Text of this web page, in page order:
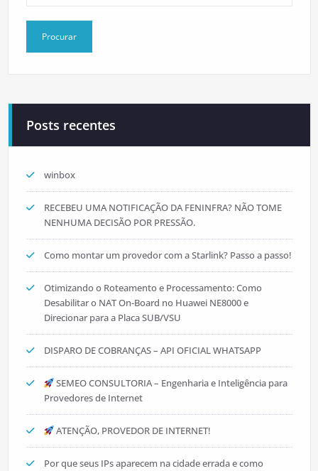
Posts recentes
winbox
RECEBEU UMA NOTIFICAÇÃO DA FENINFRA? NÃO TOME
NENHUMA DECISÃO POR PRESSÃO.
Como montar um provedor com a Starlink? Passo a passo!
Otimizando o Roteamento e Processamento: Como
Desabilitar o NAT On-Board no Huawei NE8000 e
Direcionar para a Placa SUB/VSU
DISPARO DE COBRANÇAS – API OFICIAL WHATSAPP
SEMEO CONSULTORIA – Engenharia e Inteligência para
Provedores de Internet
ATENÇÃO, PROVEDOR DE INTERNET!
Por que seus IPs aparecem na cidade errada e como